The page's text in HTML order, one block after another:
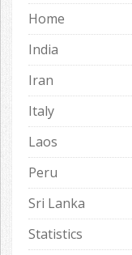
Home
India
Iran
Italy
Laos
Peru
Sri Lanka
Statistics